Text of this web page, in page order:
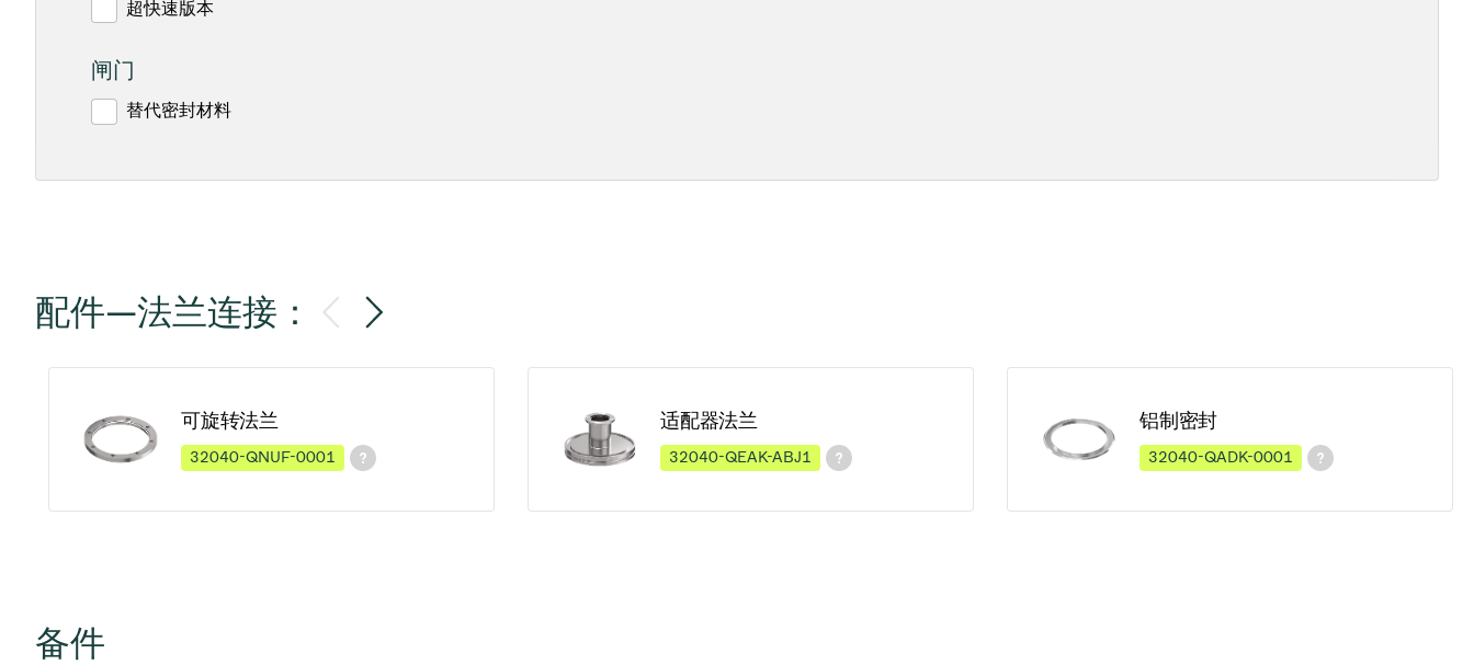
超快速版本
闸门
替代密封材料
配件—法兰连接：
可旋转法兰
32040-QNUF-0001
适配器法兰
32040-QEAK-ABJ1
铝制密封
32040-QADK-0001
备件